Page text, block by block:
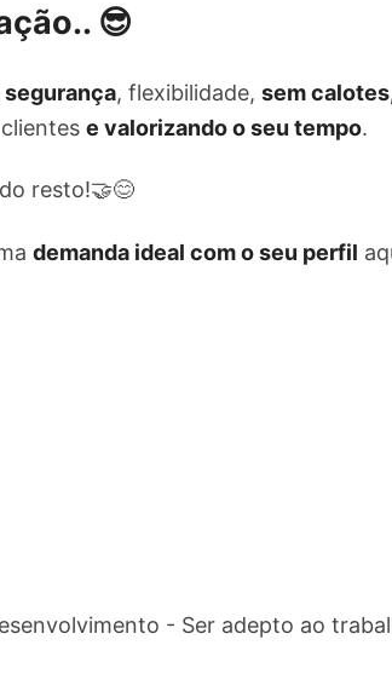
.. 😎
segurança, flexibilidade, sem
e valorizando o seu tempo.
resto!🤝😊
demanda ideal com o seu perfil
- Ser adepto ao